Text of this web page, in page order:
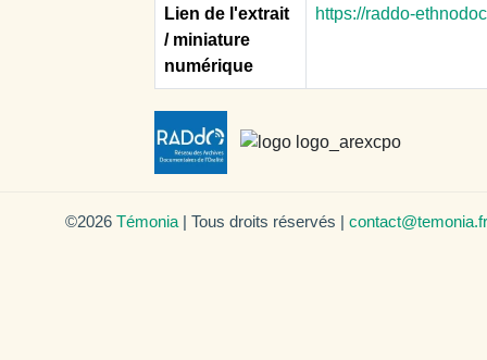
Lien de l'extrait
/ miniature
numérique
https://raddo-
©2026 Témonia | Tous droits réservés | contact@temonia.fr